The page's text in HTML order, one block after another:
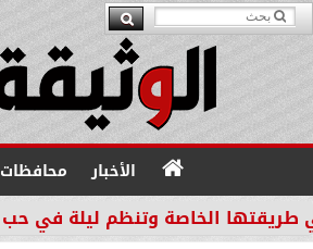
الأخبار محافظات
الخاصة وتنظم ليلة في حب مصر